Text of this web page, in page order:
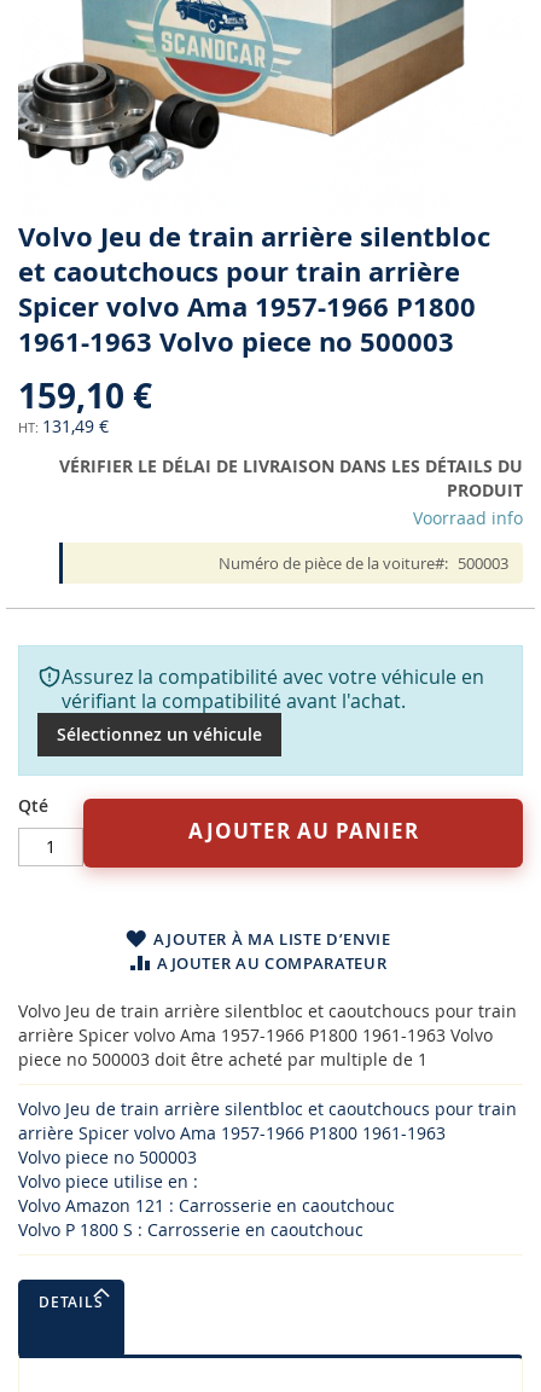
Skip
to
the
beginning
the
gallery
Volvo Jeu de train arrière silentbloc
et caoutchoucs pour train arrière
Spicer volvo Ama 1957-1966 P1800
1961-1963 Volvo piece no 500003
159,10 €
131,49 €
VÉRIFIER LE DÉLAI DE LIVRAISON DANS LES DÉTAILS DU
PRODUIT
Voorraad info
Numéro de pièce de la voiture 500003
Assurez la compatibilité avec votre véhicule en
vérifiant la compatibilité avant l'achat.
Sélectionnez un véhicule
Qté
AJOUTER AU PANIER
AJOUTER À MA LISTE D’ENVIE
AJOUTER AU COMPARATEUR
Volvo Jeu de train arrière silentbloc et caoutchoucs pour train
arrière Spicer volvo Ama 1957-1966 P1800 1961-1963 Volvo
piece no 500003 doit être acheté par multiple de 1
Volvo Jeu de train arrière silentbloc et caoutchoucs pour train
arrière Spicer volvo Ama 1957-1966 P1800 1961-1963
Volvo piece no 500003
Volvo piece utilise en :
Volvo Amazon 121 : Carrosserie en caoutchouc
Volvo P 1800 S : Carrosserie en caoutchouc
DETAILS